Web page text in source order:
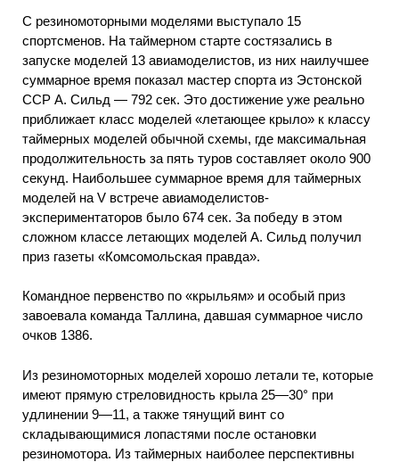
С резиномоторными моделями выступало 15
спортсменов. На таймерном старте состязались в
запуске моделей 13 авиамоделистов, из них наилучшее
суммарное время показал мастер спорта из Эстонской
ССР А. Сильд — 792 сек. Это достижение уже реально
приближает класс моделей «летающее крыло» к классу
таймерных моделей обычной схемы, где максимальная
продолжительность за пять туров составляет около 900
секунд. Наибольшее суммарное время для таймерных
моделей на V встрече авиамоделистов-
экспериментаторов было 674 сек. За победу в этом
сложном классе летающих моделей А. Сильд получил
приз газеты «Комсомольская правда».
Командное первенство по «крыльям» и особый приз
завоевала команда Таллина, давшая суммарное число
очков 1386.
Из резиномоторных моделей хорошо летали те, которые
имеют прямую стреловидность крыла 25—30° при
удлинении 9—11, а также тянущий винт со
складывающимися лопастями после остановки
резиномотора. Из таймерных наиболее перспективны